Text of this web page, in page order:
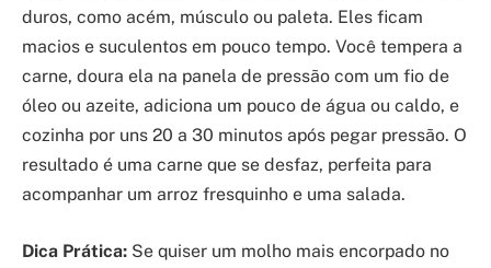
duros, como acém, músculo ou paleta. Eles ficam
macios e suculentos em pouco tempo. Você tempera a
carne, doura ela na panela de pressão com um fio de
óleo ou azeite, adiciona um pouco de água ou caldo, e
cozinha por uns 20 a 30 minutos após pegar pressão. O
resultado é uma carne que se desfaz, perfeita para
acompanhar um arroz fresquinho e uma salada.
Dica Prática: Se quiser um molho mais encorpado no